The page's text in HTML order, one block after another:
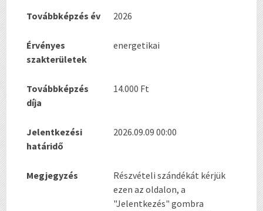
Továbbképzés év 2026
Érvényes
szakterületek
energetikai
Továbbképzés
díja
14.000 Ft
Jelentkezési
határidő
2026.09.09 00:00
Megjegyzés
Részvételi szándékát kérjük
ezen az oldalon, a
"Jelentkezés" gombra